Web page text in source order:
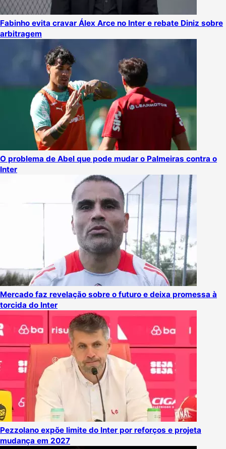
Fabinho evita cravar Álex Arce no Inter e rebate Diniz sobre
arbitragem
O problema de Abel que pode mudar o Palmeiras contra o
Inter
Mercado faz revelação sobre o futuro e deixa promessa à
torcida do Inter
Pezzolano expõe limite do Inter por reforços e projeta
mudança em 2027